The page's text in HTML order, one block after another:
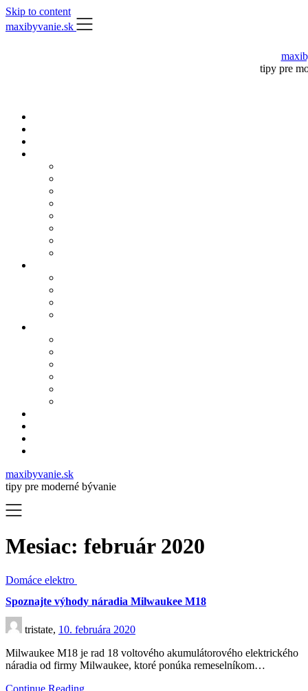
Skip to content
maxibyvanie.sk
tipy pre
maxibyvanie.sk
tipy pre moderné bývanie
Mesiac: február 2020
Domáce elektro
Spoznajte výhody náradia Milwaukee M18
tristate, 10. februára 2020
Milwaukee M18 je rad 18 voltového akumulátorového elektrického
náradia od firmy Milwaukee, ktoré ponúka remeselníkom…